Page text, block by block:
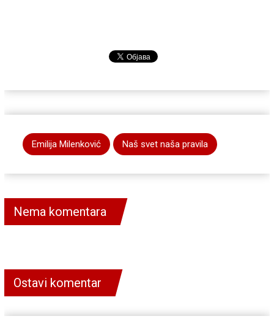
Emilija Milenković Naš svet naša pravila
Nema komentara
Ostavi komentar